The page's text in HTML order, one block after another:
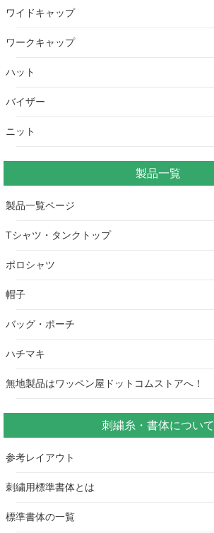
ワイドキャップ
ワークキャップ
ハット
バイザー
ニット
製品一覧
製品一覧ページ
Tシャツ・タンクトップ
ポロシャツ
帽子
バッグ・ポーチ
ハチマキ
無地製品はワッペン屋ドットコムストアへ！
刺繍糸・書体について
参考レイアウト
刺繍用標準書体とは
標準書体の一覧